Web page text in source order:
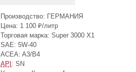
Производство: ГЕРМАНИЯ
Цена: 1 100 ₽/литр
Торговая марка: Super 3000 X1
SAE: 5W-40
ACEA: A3/B4
API : SN